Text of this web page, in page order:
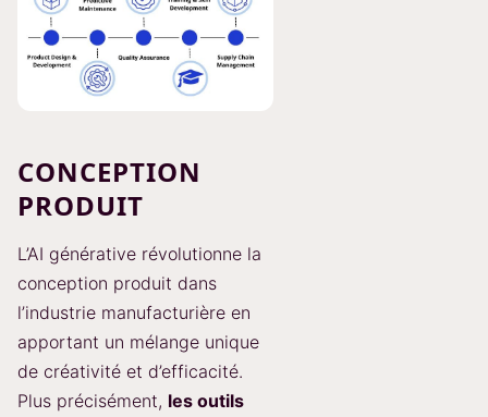
CONCEPTION
PRODUIT
L’AI générative révolutionne la
conception produit dans
l’industrie manufacturière en
apportant un mélange unique
de créativité et d’efficacité.
Plus précisément, les outils